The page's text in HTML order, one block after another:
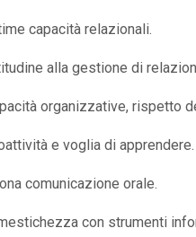
capacità relazionali.
alla gestione di
organizzative, rispetto
e voglia di apprendere.
comunicazione orale.
con strumenti